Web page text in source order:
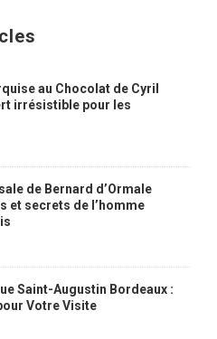
au Chocolat de Cyril
irrésistible pour les
de Bernard d’Ormale
et secrets de l’homme
Saint-Augustin Bordeaux :
Votre Visite